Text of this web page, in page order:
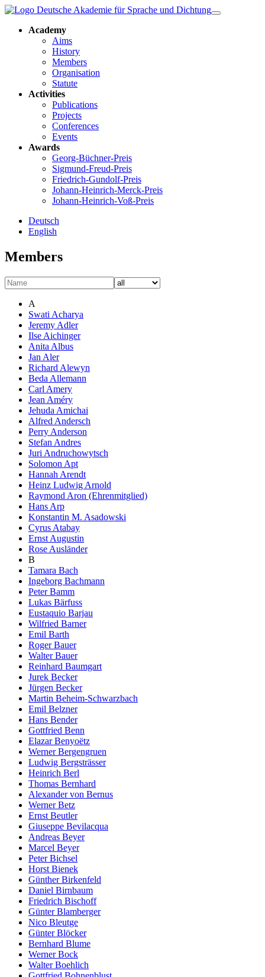
Academy
Aims
History
Members
Organisation
Statute
Activities
Publications
Projects
Conferences
Events
Awards
Georg-Büchner-Preis
Sigmund-Freud-Preis
Friedrich-Gundolf-Preis
Johann-Heinrich-Merck-Preis
Johann-Heinrich-Voß-Preis
Deutsch
English
Members
A
Swati Acharya
Jeremy Adler
Ilse Aichinger
Anita Albus
Jan Aler
Richard Alewyn
Beda Allemann
Carl Amery
Jean Améry
Jehuda Amichai
Alfred Andersch
Perry Anderson
Stefan Andres
Juri Andruchowytsch
Solomon Apt
Hannah Arendt
Heinz Ludwig Arnold
Raymond Aron (Ehrenmitglied)
Hans Arp
Konstantin M. Asadowski
Cyrus Atabay
Ernst Augustin
Rose Ausländer
B
Tamara Bach
Ingeborg Bachmann
Peter Bamm
Lukas Bärfuss
Eustaquio Barjau
Wilfried Barner
Emil Barth
Roger Bauer
Walter Bauer
Reinhard Baumgart
Jurek Becker
Jürgen Becker
Martin Beheim-Schwarzbach
Emil Belzner
Hans Bender
Gottfried Benn
Elazar Benyoëtz
Werner Bergengruen
Ludwig Bergsträsser
Heinrich Berl
Thomas Bernhard
Alexander von Bernus
Werner Betz
Ernst Beutler
Giuseppe Bevilacqua
Andreas Beyer
Marcel Beyer
Peter Bichsel
Horst Bienek
Günther Birkenfeld
Daniel Birnbaum
Friedrich Bischoff
Günter Blamberger
Nico Bleutge
Günter Blöcker
Bernhard Blume
Werner Bock
Walter Boehlich